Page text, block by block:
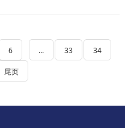
6 ... 33 34
尾页